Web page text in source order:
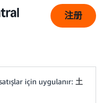
注册
için uygulanır: 土